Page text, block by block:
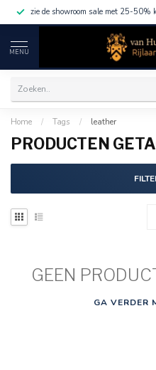
zie de showroom sale met 25-50%
MENU
Home / Tags / leather
PRODUCTEN
GEEN
GA VERDER